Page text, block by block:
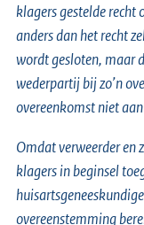
klagers gestelde recht
anders dan het recht
wordt gesloten, maar
wederpartij bij zo’n
overeenkomst niet
Omdat verweerder en
klagers in beginsel
overeenstemming